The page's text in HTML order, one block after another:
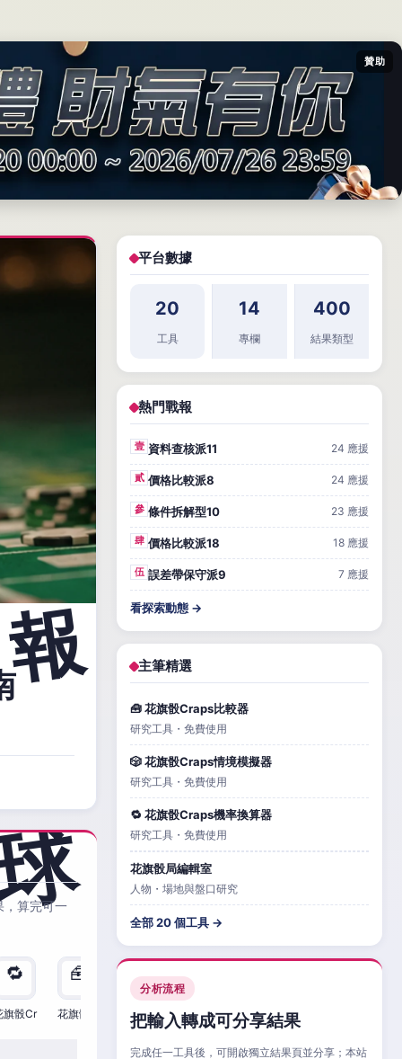
贊助
算完可一
🔁
旗骰Cr
🧰
花旗骰Cr
🧮
花旗骰Cr 花旗骰Cr 花旗骰Cr
平台數據
20
工具
14
專欄
400
結果類型
熱門戰報
壹 資料查核派11 24 應援
貳 價格比較派8 24 應援
參 條件拆解型10 23 應援
肆 價格比較派18 18 應援
伍 誤差帶保守派9 7 應援
看探索動態 →
主筆精選
🧰 花旗骰Craps比較器
研究工具・免費使用
🎲 花旗骰Craps情境模擬器
研究工具・免費使用
🔁 花旗骰Craps機率換算器
研究工具・免費使用
花旗骰局編輯室
人物・場地與盤口研究
全部 20 個工具 →
分析流程
把輸入轉成可分享結果
完成任一工具後，可開啟獨立結果頁並分享；本站